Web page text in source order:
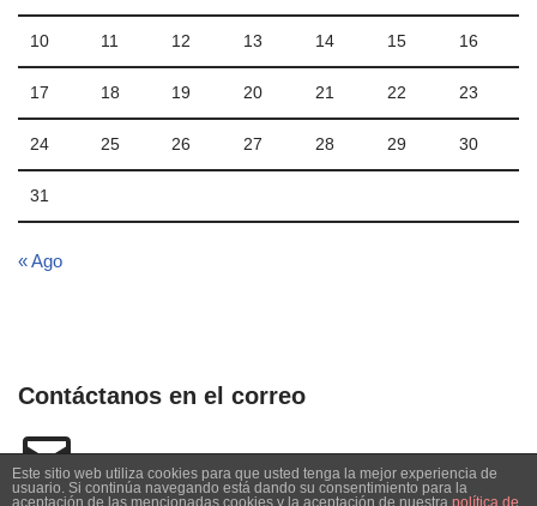
10 11 12 13 14 15 16
17 18 19 20 21 22 23
24 25 26 27 28 29 30
31
« Ago
Contáctanos en el correo
Este sitio web utiliza cookies para que usted tenga la mejor experiencia de
usuario. Si continúa navegando está dando su consentimiento para la
aceptación de las mencionadas cookies y la aceptación de nuestra política de